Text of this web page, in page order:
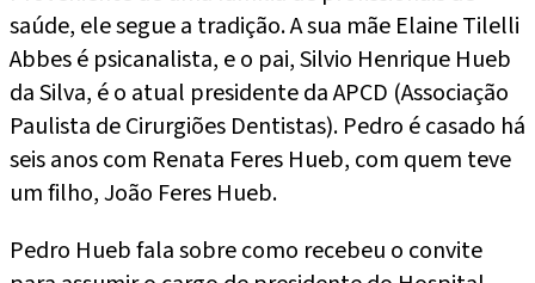
saúde, ele segue a tradição. A sua mãe Elaine Tilelli
Abbes é psicanalista, e o pai, Silvio Henrique Hueb
da Silva, é o atual presidente da APCD (Associação
Paulista de Cirurgiões Dentistas). Pedro é casado há
seis anos com Renata Feres Hueb, com quem teve
um filho, João Feres Hueb.
Pedro Hueb fala sobre como recebeu o convite